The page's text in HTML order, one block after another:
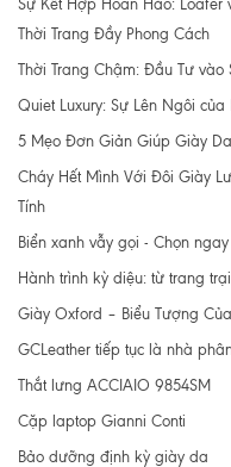
Sự Kết Hợp Hoàn Hảo:
Thời Trang Đầy Phong Cách
Thời Trang Chậm: Đầu Tư vào
Quiet Luxury: Sự Lên Ngôi của
5 Mẹo Đơn Giản Giúp Giày
Cháy Hết Mình Với Đôi Giày
Tính
Biển xanh vẫy gọi - Chọn
Hành trình kỳ diệu: từ trang
Giày Oxford – Biểu Tượng
GCLeather tiếp tục là nhà
Thắt lưng ACCIAIO 9854SM
Cặp laptop Gianni Conti
Bảo dưỡng định kỳ giày da